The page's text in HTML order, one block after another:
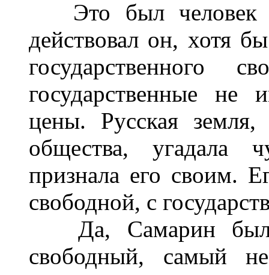
Это был
действовал он, хотя
государственного
государственные не
цены. Русская земля,
общества, угадала
признала его своим.
свободной, с
Да, Самарин был
свободный, самый